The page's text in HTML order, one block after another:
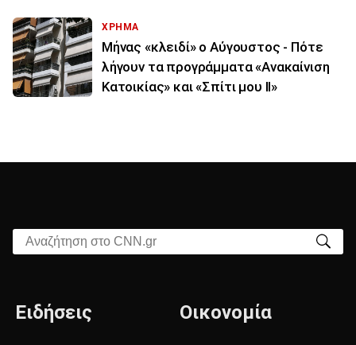
ΧΡΗΜΑ
Μήνας «κλειδί» ο Αύγουστος - Πότε
λήγουν τα προγράμματα «Ανακαίνιση
Κατοικίας» και «Σπίτι μου ΙΙ»
Αναζήτηση στο CNN.gr
Ειδήσεις Οικονομία